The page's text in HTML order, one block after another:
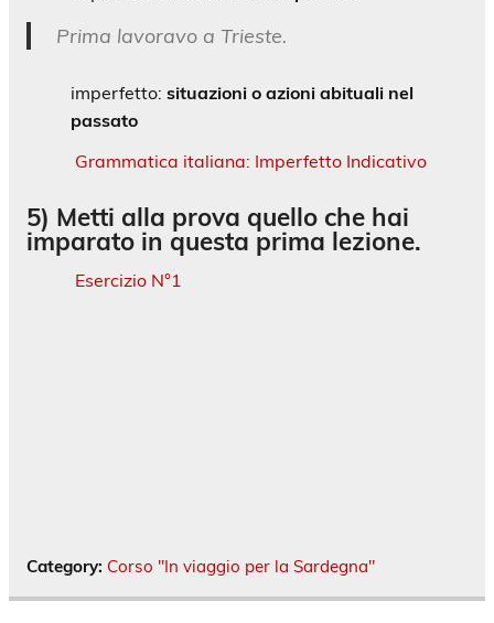
Prima lavoravo a Trieste.
imperfetto: situazioni o azioni abituali nel
passato
Grammatica italiana: Imperfetto Indicativo
5) Metti alla prova quello che hai
imparato in questa prima lezione.
Esercizio N°1
Category: Corso "In viaggio per la Sardegna"